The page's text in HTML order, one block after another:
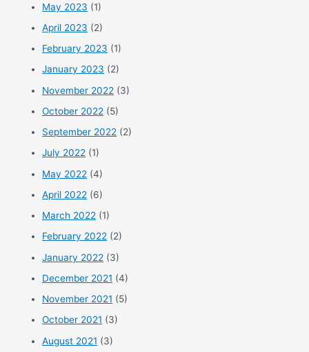
May 2023 (1)
April 2023 (2)
February 2023 (1)
January 2023 (2)
November 2022 (3)
October 2022 (5)
September 2022 (2)
July 2022 (1)
May 2022 (4)
April 2022 (6)
March 2022 (1)
February 2022 (2)
January 2022 (3)
December 2021 (4)
November 2021 (5)
October 2021 (3)
August 2021 (3)